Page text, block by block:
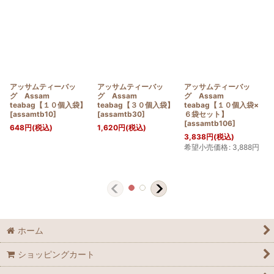
アッサムティーバッ
グ Assam
teabag【１０個入袋】
[assamtb10]
648円(税込)
アッサムティーバッ
グ Assam
teabag【３０個入袋】
[assamtb30]
1,620円(税込)
アッサムティーバッ
グ Assam
teabag【１０個入袋×
６袋セット】
[assamtb106]
3,838円(税込)
希望小売価格: 3,888円
ホーム
ショッピングカート